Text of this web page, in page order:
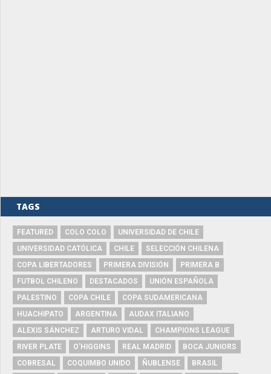
TAGS
FEATURED COLO COLO
UNIVERSIDAD DE CHILE
UNIVERSIDAD CATÓLICA
CHILE
SELECCIÓN CHILENA
COPA LIBERTADORES
PRIMERA DIVISIÓN
PRIMERA B
FUTBOL CHILENO
DESTACADOS
UNIÓN ESPAÑOLA
PALESTINO
COPA CHILE
COPA SUDAMERICANA
HUACHIPATO
ARGENTINA
AUDAX ITALIANO
ALEXIS SÁNCHEZ
ARTURO VIDAL
CHAMPIONS LEAGUE
RIVER PLATE
O'HIGGINS REAL MADRID
BOCA JUNIORS
COBRESAL
COQUIMBO UNIDO ÑUBLENSE
BRASIL